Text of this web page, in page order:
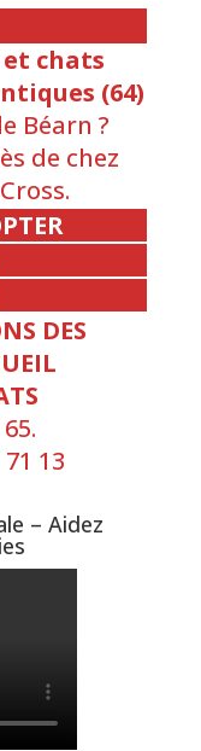
chats
(64)
Béarn ?
de chez
DES
13
– Aidez